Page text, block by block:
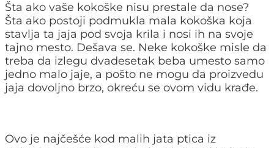
Šta ako vaše kokoške nisu prestale da nose?
Šta ako postoji podmukla mala kokoška koja
stavlja ta jaja pod svoja krila i nosi ih na svoje
tajno mesto. Dešava se. Neke kokoške misle da
treba da izlegu dvadesetak beba umesto samo
jedno malo jaje, a pošto ne mogu da proizvedu
jaja dovoljno brzo, okreću se ovom vidu krađe.
Ovo je najčešće kod malih jata ptica iz